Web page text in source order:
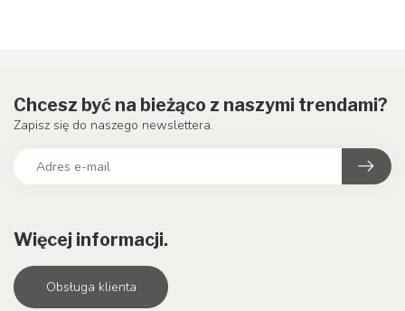
Więcej informacji.
Obsługa klienta
Chcesz być na bieżąco z naszymi trendami?
Zapisz się do naszego newslettera.